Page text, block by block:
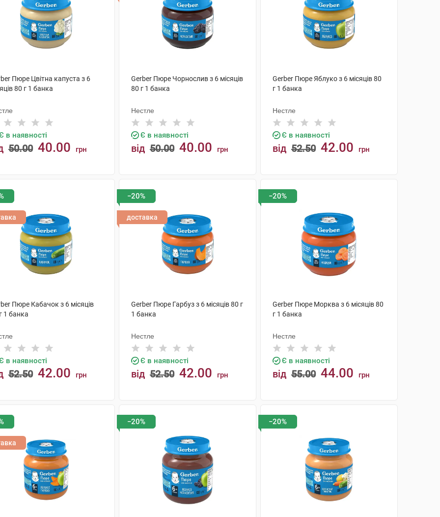
Пюре Цвітна капуста з 6
80 г 1 банка
в наявності
50.00 40.00 грн
Gerber Пюре Чорнослив з 6 місяців
80 г 1 банка
Нестле
Є в наявності
від 50.00 40.00 грн
Gerber Пюре Яблуко з 6 місяців 80
г 1 банка
Нестле
Є в наявності
від 52.50 42.00 грн
Пюре Кабачок з 6 місяців
1 банка
в наявності
52.50 42.00 грн
−20%
доставка
Gerber Пюре Гарбуз з 6 місяців 80 г
1 банка
Нестле
Є в наявності
від 52.50 42.00 грн
−20%
Gerber Пюре Морква з 6 місяців 80
г 1 банка
Нестле
Є в наявності
від 55.00 44.00 грн
−20% −20%